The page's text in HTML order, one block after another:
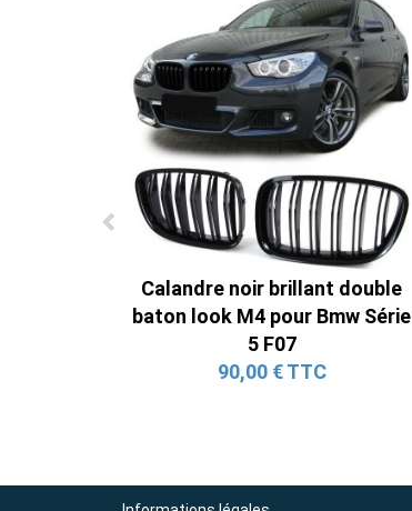
Calandre noir brillant double
baton look M4 pour Bmw Série
5 F07
90,00 € TTC